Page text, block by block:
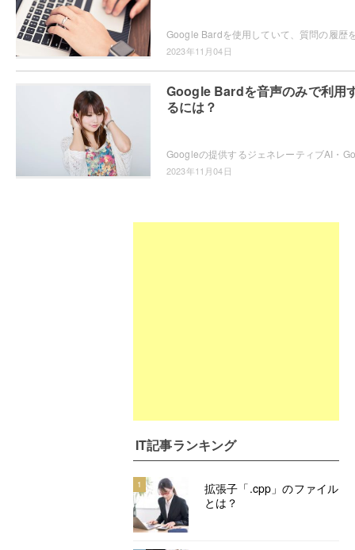
2023年11月04日
Google Bardを音声のみで利用
るには？
2023年11月04日
IT記事ランキング
1
拡張子「.cpp」のファイル
とは？